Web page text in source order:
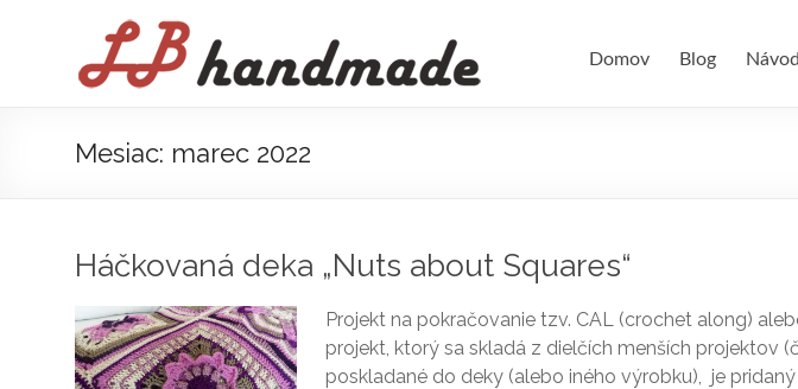
LB
handmade
háčkovanie
pletenie
Domov Blog
Mesiac: marec 2022
Háčkovaná deka „Nuts about Squares“
Projekt na pokračovanie tzv. CAL (crochet along)
projekt, ktorý sa skladá z dielčích menších projektov
poskladané do deky (alebo iného výrobku), je